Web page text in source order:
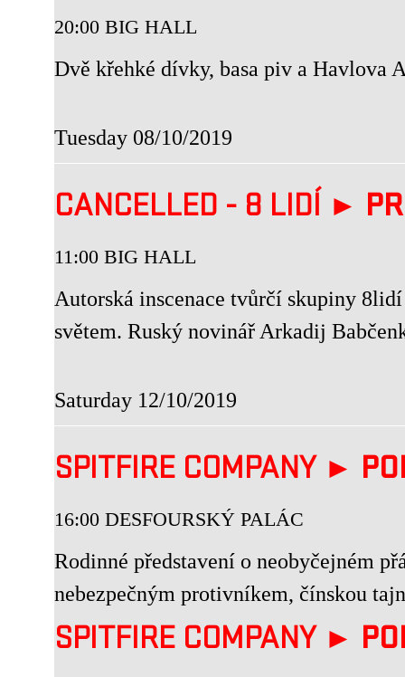
20:00 BIG HALL
Dvě křehké dívky, basa piv a Havlova
Tuesday 08/10/2019
CANCELLED - 8 LIDÍ ►
11:00 BIG HALL
Autorská inscenace tvůrčí skupiny
světem. Ruský novinář Arkadij
Saturday 12/10/2019
SPITFIRE COMPANY ►
16:00 DESFOURSKÝ PALÁC
Rodinné představení o neobyčejném
nebezpečným protivníkem, čínskou
SPITFIRE COMPANY ►